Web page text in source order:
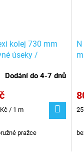
kolej 730 mm
úseky /
Dodání do 4-7 dnů
/ 1 m
pražce